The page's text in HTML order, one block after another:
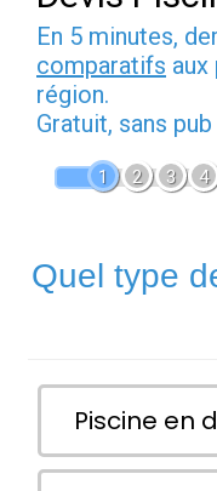
En 5 minutes,
comparatifs aux
région.
Gratuit, sans
1 2 3 4
Quel type
Piscine en